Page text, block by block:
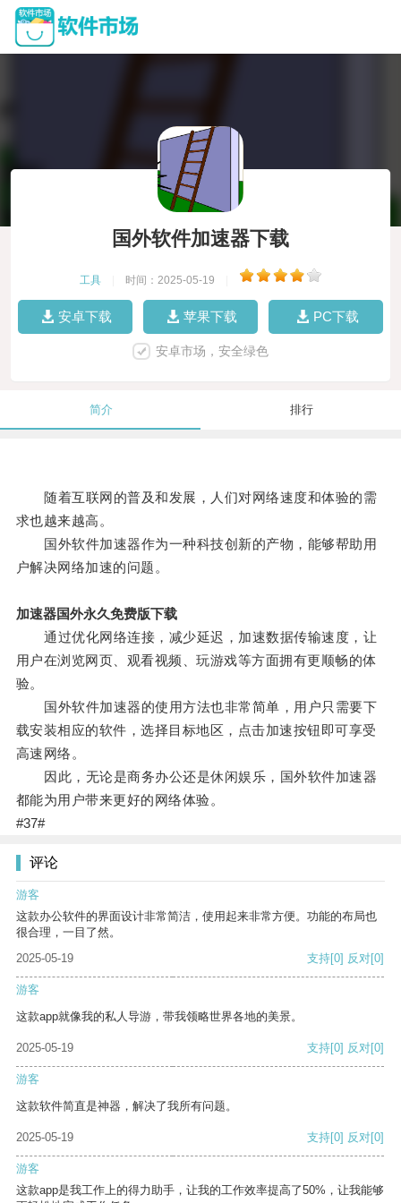
国外软件加速器下载
工具 时间：2025-05-19
安卓下载 苹果下载 PC下载
安卓市场，安全绿色
简介 排行
随着互联网的普及和发展，人们对网络速度和体验的需
求也越来越高。
国外软件加速器作为一种科技创新的产物，能够帮助用
户解决网络加速的问题。
加速器国外永久免费版下载
通过优化网络连接，减少延迟，加速数据传输速度，让
用户在浏览网页、观看视频、玩游戏等方面拥有更顺畅的体
验。
国外软件加速器的使用方法也非常简单，用户只需要下
载安装相应的软件，选择目标地区，点击加速按钮即可享受
高速网络。
因此，无论是商务办公还是休闲娱乐，国外软件加速器
都能为用户带来更好的网络体验。
#37#
评论
游客
这款办公软件的界面设计非常简洁，使用起来非常方便。功能的布局也
很合理，一目了然。
2025-05-19
支持[0] 反对[0]
游客
这款app就像我的私人导游，带我领略世界各地的美景。
2025-05-19 支持[0] 反对[0]
游客
这款软件简直是神器，解决了我所有问题。
2025-05-19 支持[0] 反对[0]
游客
这款app是我工作上的得力助手，让我的工作效率提高了50%，让我能够